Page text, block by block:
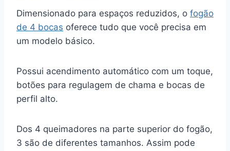
Dimensionado para espaços reduzidos, o fogão
de 4 bocas oferece tudo que você precisa em
um modelo básico.
Possui acendimento automático com um toque,
botões para regulagem de chama e bocas de
perfil alto.
Dos 4 queimadores na parte superior do fogão,
3 são de diferentes tamanhos. Assim pode